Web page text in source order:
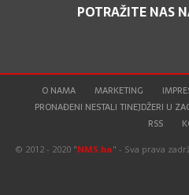
POTRAŽITE NAS
O NAMA MARKETING
PRONAĐENI NESTALI TINEJDŽERI U
RSS
© 2012 - 2020 "NMS.ba" - Sva prava